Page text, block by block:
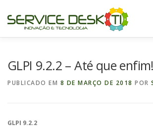
para
GLPI 9.2.2 – Até que enfim!
PUBLICADO EM 8 DE MARÇO DE 2018 POR
GLPI 9.2.2